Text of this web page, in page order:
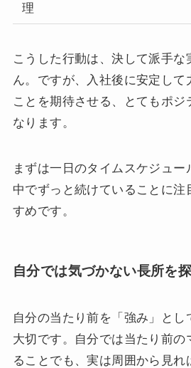
理
こうした行動は、決して派手な
ん。ですが、入社後に安定して
ことを期待させる、とてもポジ
なります。
まずは一日のタイムスケジュ
中でずっと続けていることに注
すめです。
自分では気づかない長所を
自分の当たり前を「強み」とし
大切です。自分では当たり前の
ることでも、実は周囲から見れ